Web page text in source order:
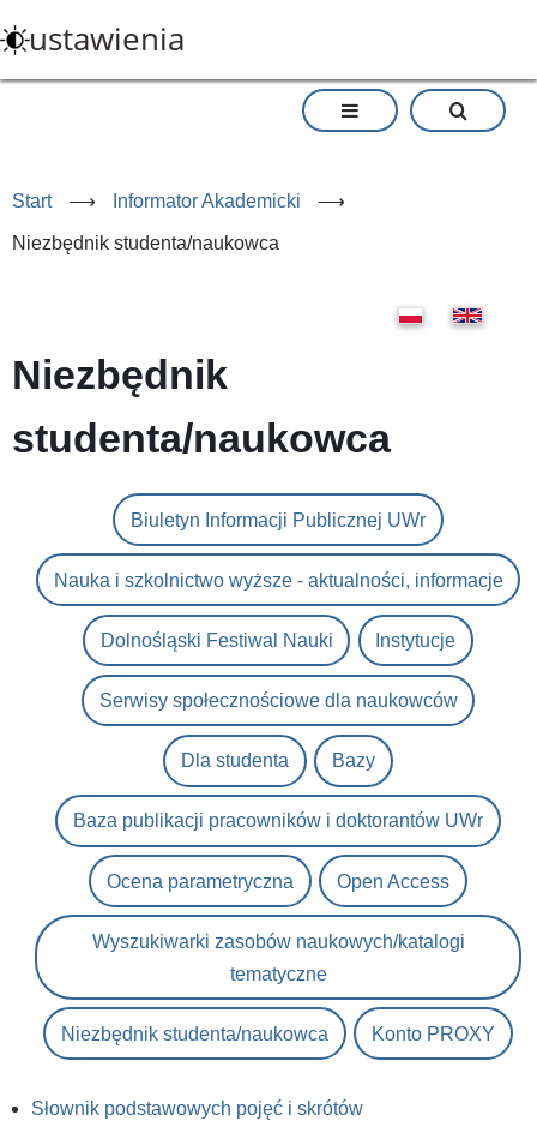
do
treści
ustawienia
Start ⟶ Informator Akademicki ⟶
Niezbędnik studenta/naukowca
Niezbędnik
studenta/naukowca
Biuletyn Informacji Publicznej UWr
Nauka i szkolnictwo wyższe - aktualności, informacje
Dolnośląski Festiwal Nauki Instytucje
Serwisy społecznościowe dla naukowców
Dla studenta Bazy
Baza publikacji pracowników i doktorantów UWr
Ocena parametryczna Open Access
Wyszukiwarki zasobów naukowych/katalogi
tematyczne
Niezbędnik studenta/naukowca Konto PROXY
Słownik podstawowych pojęć i skrótów